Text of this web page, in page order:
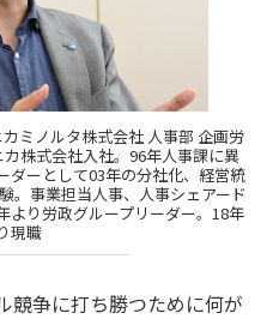
ミノルタ株式会社 人事部 企画労
株式会社入社。96年人事課に異
ダーとして03年の分社化、経営統
。事業担当人事、人事シェアード
より労政グループリーダー。18年
現職
争に打ち勝つために何が